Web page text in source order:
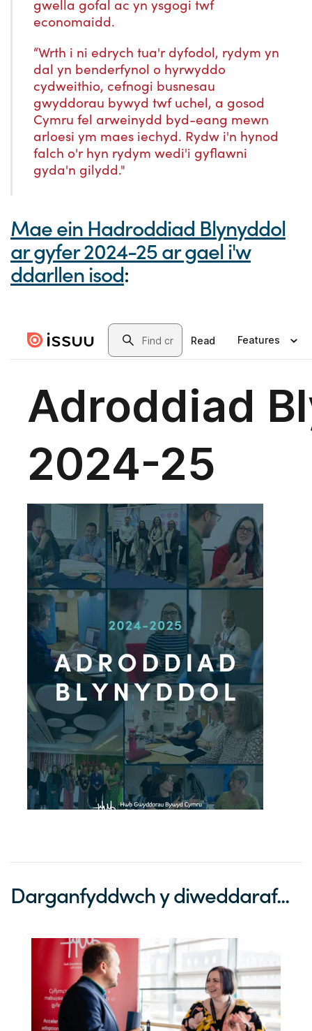
gwella gofal ac yn ysgogi twf
economaidd.
“Wrth i ni edrych tua'r dyfodol, rydym yn
dal yn benderfynol o hyrwyddo
cydweithio, cefnogi busnesau
gwyddorau bywyd twf uchel, a gosod
Cymru fel arweinydd byd-eang mewn
arloesi ym maes iechyd. Rydw i'n hynod
falch o'r hyn rydym wedi'i gyflawni
gyda'n gilydd."
Mae ein Hadroddiad Blynyddol
ar gyfer 2024-25 ar gael i'w
ddarllen isod:
Darganfyddwch y diweddaraf...